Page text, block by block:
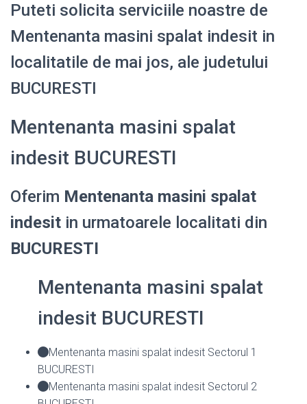
Puteti solicita serviciile noastre de
Mentenanta masini spalat indesit in
localitatile de mai jos, ale judetului
BUCURESTI
Mentenanta masini spalat
indesit BUCURESTI
Oferim Mentenanta masini spalat
indesit in urmatoarele localitati din
BUCURESTI
Mentenanta masini spalat
indesit BUCURESTI
Mentenanta masini spalat indesit Sectorul 1
BUCURESTI
Mentenanta masini spalat indesit Sectorul 2